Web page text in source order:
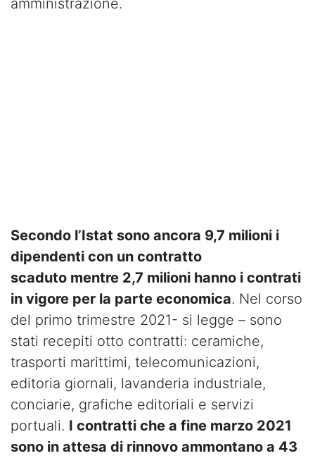
amministrazione.
Secondo l’Istat sono ancora 9,7 milioni i
dipendenti con un contratto
scaduto mentre 2,7 milioni hanno i contrati
in vigore per la parte economica. Nel corso
del primo trimestre 2021- si legge – sono
stati recepiti otto contratti: ceramiche,
trasporti marittimi, telecomunicazioni,
editoria giornali, lavanderia industriale,
conciarie, grafiche editoriali e servizi
portuali. I contratti che a fine marzo 2021
sono in attesa di rinnovo ammontano a 43